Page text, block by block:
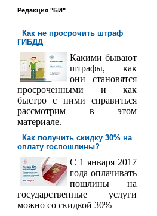
Редакция "БИ"
Как не просрочить штраф
ГИБДД
Какими бывают
штрафы, как
они становятся
просроченными и как
быстро с ними справиться
рассмотрим в этом
материале.
Как получить скидку 30% на
оплату госпош­лины?
С 1 января 2017
года оплачивать
пошлины на
государственные услуги
можно со скидкой 30%